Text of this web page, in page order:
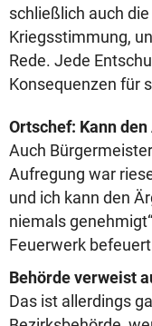
schließlich auch
Kriegsstimmung,
Rede. Jede
Konsequenzen für
Ortschef: Kann
Auch
Aufregung war
und ich kann den
niemals
Feuerwerk
Behörde verweist
Das ist allerdings